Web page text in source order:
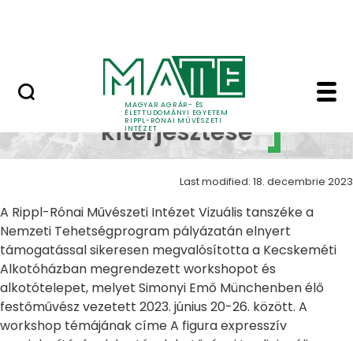
MAGYAR AGRÁR- ÉS
ÉLETTUDOMÁNYI EGYETEM
RIPPL-RÓNAI MŰVÉSZETI
INTÉZET
AlkotásokAlkotások
kiterjesztése
Last modified: 18. decembrie 2023
A Rippl-Rónai Művészeti Intézet Vizuális tanszéke a
Nemzeti Tehetségprogram pályázatán elnyert
támogatással sikeresen megvalósította a Kecskeméti
Alkotóházban megrendezett workshopot és
alkotótelepet, melyet Simonyi Emő Münchenben élő
festőművész vezetett 2023. június 20-26. között. A
workshop témájának címe A figura expresszív